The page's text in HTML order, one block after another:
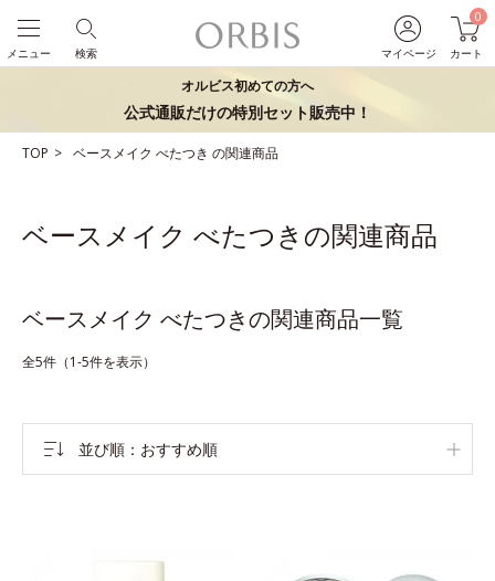
マイページ
0
カート
検索
メニュー
オルビス初めての方へ
公式通販だけの特別セット販売中！
TOP ベースメイク べたつき の関連商品
ベースメイク べたつきの関連商品
ベースメイク べたつきの関連商品一覧
全5件（1-5件を表示）
並び順 おすすめ順